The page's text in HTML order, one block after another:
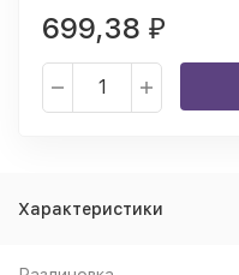
699,38 ₽
Характеристики